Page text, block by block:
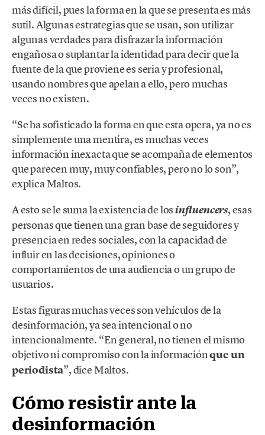
más difícil, pues la forma en la que se presenta es más
sutil. Algunas estrategias que se usan, son utilizar
algunas verdades para disfrazar la información
engañosa o suplantar la identidad para decir que la
fuente de la que proviene es seria y profesional,
usando nombres que apelan a ello, pero muchas
veces no existen.
“Se ha sofisticado la forma en que esta opera, ya no es
simplemente una mentira, es muchas veces
información inexacta que se acompaña de elementos
que parecen muy, muy confiables, pero no lo son”,
explica Maltos.
A esto se le suma la existencia de losinfluencers, esas
personas que tienen una gran base de seguidores y
presencia en redes sociales, con la capacidad de
influir en las decisiones, opiniones o
comportamientos de una audiencia o un grupo de
usuarios.
Estas figuras muchas veces son vehículos de la
desinformación, ya sea intencional o no
intencionalmente. “En general, no tienen el mismo
objetivo ni compromiso con la informaciónque un
periodista”, dice Maltos.
Cómo resistir ante la
desinformación